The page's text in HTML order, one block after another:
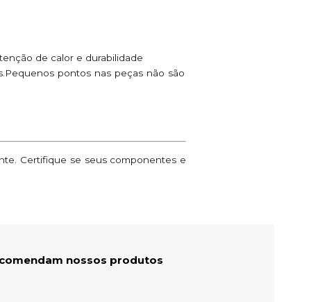
de calor e durabilidade
pontos nas peças não são
Certifique se seus componentes e
nossos produtos